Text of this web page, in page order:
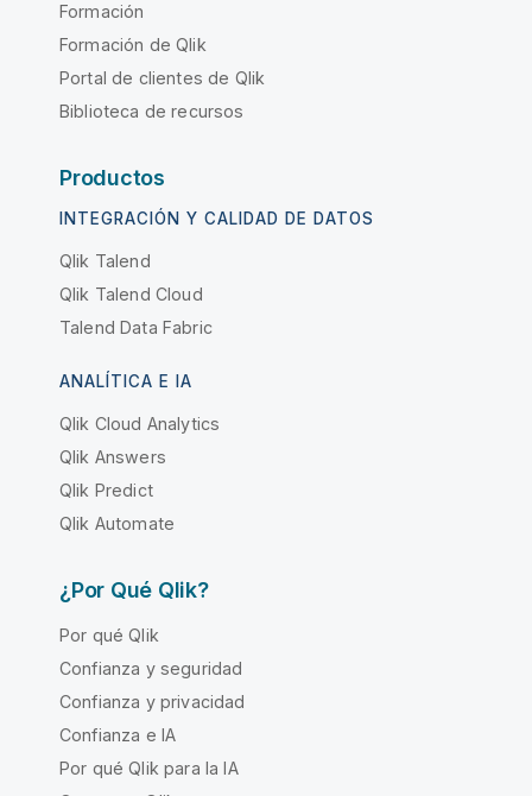
Formación
Formación de Qlik
Portal de clientes de Qlik
Biblioteca de recursos
Productos
INTEGRACIÓN Y CALIDAD DE DATOS
Qlik Talend
Qlik Talend Cloud
Talend Data Fabric
ANALÍTICA E IA
Qlik Cloud Analytics
Qlik Answers
Qlik Predict
Qlik Automate
¿Por Qué Qlik?
Por qué Qlik
Confianza y seguridad
Confianza y privacidad
Confianza e IA
Por qué Qlik para la IA